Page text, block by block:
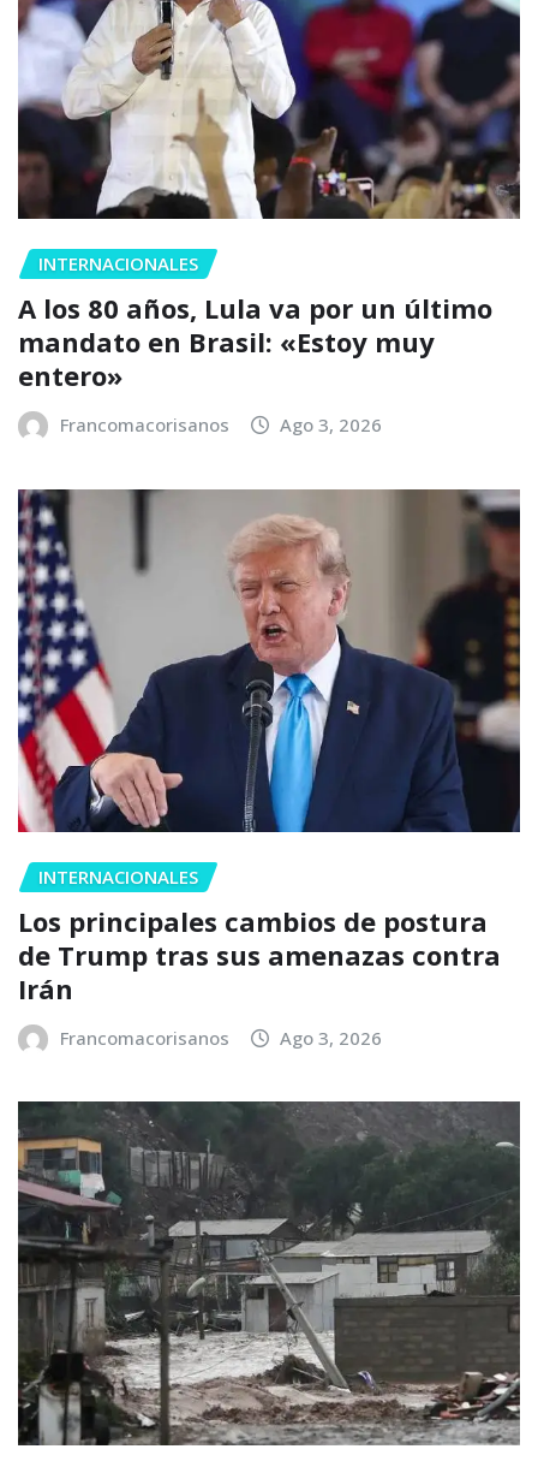
INTERNACIONALES
A los 80 años, Lula va por un último
mandato en Brasil: «Estoy muy
entero»
Francomacorisanos Ago 3, 2026
INTERNACIONALES
Los principales cambios de postura
de Trump tras sus amenazas contra
Irán
Francomacorisanos Ago 3, 2026